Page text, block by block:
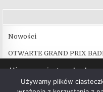
Nowości
OTWARTE GRAND PRIX
Używamy ciasteczek, aby
korzystania z naszej witryny.
Więcej informacji na
Używamy plików